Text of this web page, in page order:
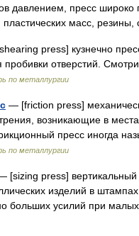
давлением, пресс
пластических масс,
press] кузнечно
отверстий.
по металлургии
— [friction press]
возникающие в
пресс иногда
по металлургии
[sizing press] вертикальный
изделий в
больших усилий при